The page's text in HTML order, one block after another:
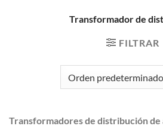
Transformador de
FILTRAR
Transformadores de distribución de